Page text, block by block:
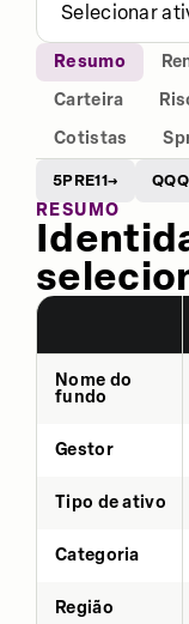
Selecionar
Resumo
Carteira
Cotistas
5PRE11→
RESUMO
Nome do
fundo
Gestor
Tipo de ativo
Categoria
Região